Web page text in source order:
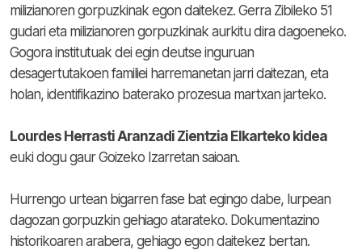
milizianoren gorpuzkinak egon daitekez. Gerra Zibileko 51
gudari eta milizianoren gorpuzkinak aurkitu dira dagoeneko.
Gogora institutuak dei egin deutse inguruan
desagertutakoen familiei harremanetan jarri daitezan, eta
holan, identifikazino baterako prozesua martxan jarteko.
Lourdes Herrasti Aranzadi Zientzia Elkarteko kidea
euki dogu gaur Goizeko Izarretan saioan.
Hurrengo urtean bigarren fase bat egingo dabe, lurpean
dagozan gorpuzkin gehiago atarateko. Dokumentazino
historikoaren arabera, gehiago egon daitekez bertan.